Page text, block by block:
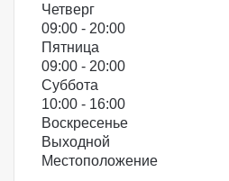
Четверг
09:00 - 20:00
Пятница
09:00 - 20:00
Суббота
10:00 - 16:00
Воскресенье
Выходной
Местоположение